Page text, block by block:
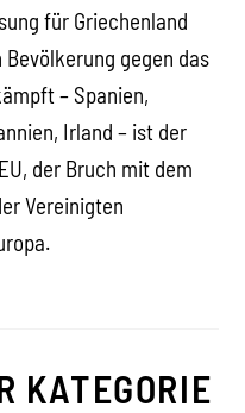
für Griechenland
gegen das
– Spanien,
Irland – ist der
der Bruch mit dem
Vereinigten
KATEGORIE